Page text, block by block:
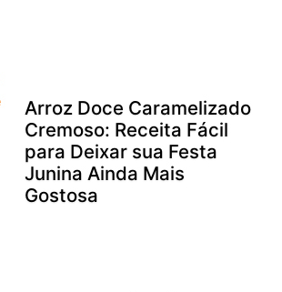
Arroz Doce Caramelizado
Cremoso: Receita Fácil
para Deixar sua Festa
Junina Ainda Mais
Gostosa